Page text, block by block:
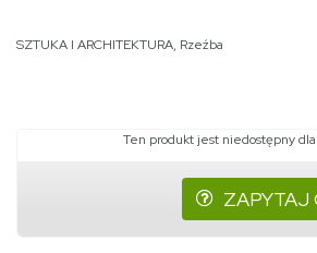
SZTUKA I ARCHITEKTURA, Rzeźba
Ten produkt jest niedostępny dla
ZAPYTAJ